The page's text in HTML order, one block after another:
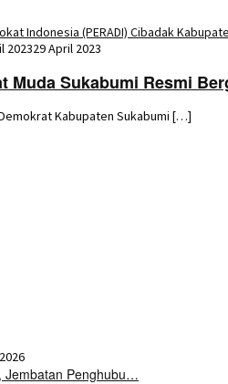
202329 April 2023
Muda Sukabumi Resmi
Demokrat Kabupaten Sukabumi […]
Jembatan Penghubu…